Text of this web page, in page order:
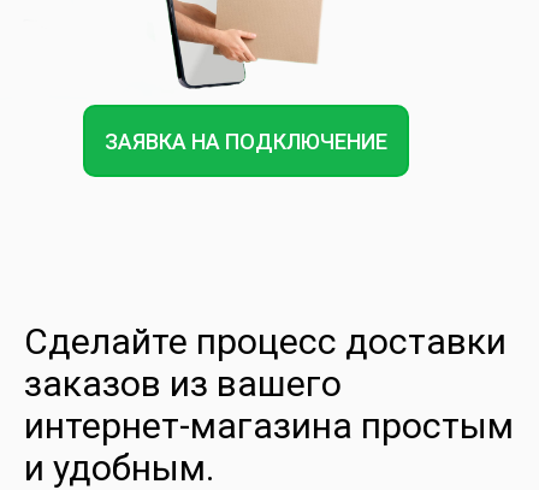
ЗАЯВКА НА ПОДКЛЮЧЕНИЕ
Сделайте процесс доставки
заказов из вашего
интернет-магазина простым
и удобным.